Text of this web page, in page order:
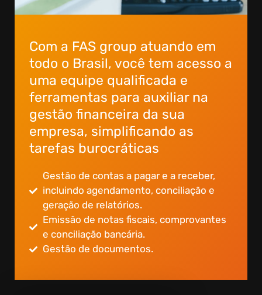
Com a FAS group atuando em
todo o Brasil, você tem acesso a
uma equipe qualificada e
ferramentas para auxiliar na
gestão financeira da sua
empresa, simplificando as
tarefas burocráticas
Gestão de contas a pagar e a receber,
incluindo agendamento, conciliação e
geração de relatórios.
Emissão de notas fiscais, comprovantes
e conciliação bancária.
Gestão de documentos.